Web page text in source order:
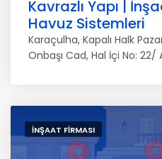
Kavrazlı Yapı |
Havuz Sistemleri
Karaçulha, Kapalı Halk
Onbaşı Cad, Hal İçi No:
İNŞAAT FIRMASI